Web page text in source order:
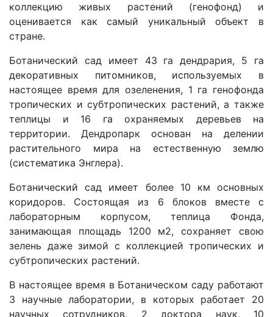
коллекцию живых растений (генофонд) и
оценивается как самый уникальный объект в
стране.
Ботанический сад имеет 43 га дендрария, 5 га
декоративных питомников, используемых в
настоящее время для озеленения, 1 га генофонда
тропических и субтропических растений, а также
теплицы и 16 га охраняемых деревьев на
территории. Дендропарк основан на делении
растительного мира на естественную землю
(систематика Энглера).
Ботанический сад имеет более 10 км основных
коридоров. Состоящая из 6 блоков вместе с
лабораторным корпусом, теплица Фонда,
занимающая площадь 1200 м2, сохраняет свою
зелень даже зимой с коллекцией тропических и
субтропических растений.
В настоящее время в Ботаническом саду работают
3 научные лаборатории, в которых работает 20
научных сотрудников. 2 доктора наук, 10
Akademiklar
ru
as
dasd
ETHNOBOTANY